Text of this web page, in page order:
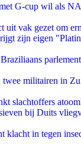
G-cup wil als
uit vak gezet om
zijn eigen
twee militairen in
slachtoffers
bij Duits
klacht in tegen